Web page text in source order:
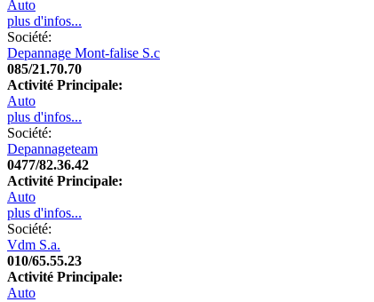
Auto
plus d'infos...
Société:
Depannage Mont-falise S.c
085/21.70.70
Activité Principale:
Auto
plus d'infos...
Société:
Depannageteam
0477/82.36.42
Activité Principale:
Auto
plus d'infos...
Société:
Vdm S.a.
010/65.55.23
Activité Principale:
Auto